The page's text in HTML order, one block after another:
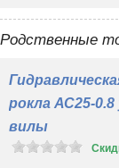
Родственные
рокла АС25-
вилы